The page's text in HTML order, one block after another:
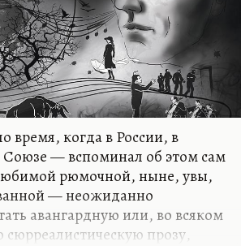
время, когда в России, в
Союзе — вспоминал об этом сам
рюмочной, ныне, увы,
— неожиданно
авангардную или, во всяком
сюрреалистическую прозу,